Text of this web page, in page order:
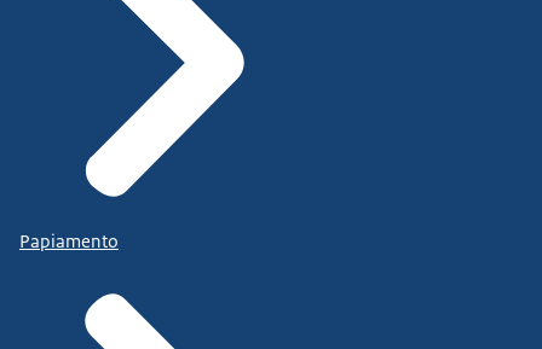
Papiamento